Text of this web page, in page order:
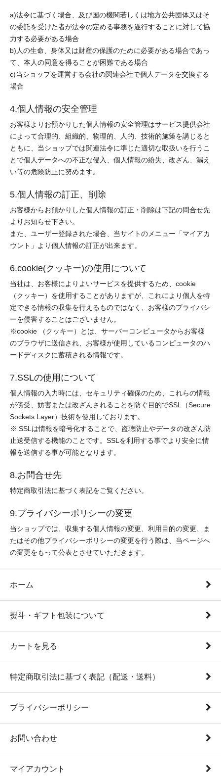
a)法令に基づく場合、及び国の機関若しくは地方公共団体又はそ
の委託を受けた者が法令の定める事務を遂行することに対して協
力する必要がある場合
b)人の生命、身体又は財産の保護のために必要がある場合であっ
て、本人の同意を得ることが困難である場合
c)当ショップを運営する会社の関連会社で個人データを交換する
場合
4.個人情報の安全管理
お客様よりお預かりした個人情報の安全管理はサービス提供会社
によって合理的、組織的、物理的、人的、技術的施策を講じると
ともに、当ショップでは関連法令に準じた適切な取扱いを行うこ
とで個人データへの不正な侵入、個人情報の紛失、改ざん、漏え
い等の危険防止に努めます。
5.個人情報の訂正、削除
お客様からお預かりした個人情報の訂正・削除は下記の問合せ先
よりお知らせ下さい。
また、ユーザー登録された場合、当サイトのメニュー「マイアカ
ウント」より個人情報の訂正が出来ます。
6.cookie(クッキー)の使用について
当社は、お客様によりよいサービスを提供するため、cookie
（クッキー）を使用することがありますが、これにより個人を特
定できる情報の収集を行えるものではなく、お客様のプライバシ
ーを侵害することはございません。
※cookie （クッキー）とは、サーバーコンピュータからお客様
のブラウザに送信され、お客様が使用しているコンピュータのハ
ードディスクに蓄積される情報です。
7.SSLの使用について
個人情報の入力時には、セキュリティ確保のため、これらの情報
が傍受、妨害または改ざんされることを防ぐ目的でSSL（Secure
Sockets Layer）技術を使用しております。
※ SSLは情報を暗号化することで、盗聴防止やデータの改ざん防
止送受信する機能のことです。SSLを利用する事でより安全に情
報を送信する事が可能となります。
8.お問合せ先
特定商取引法に基づく表記をご覧ください。
9.プライバシーポリシーの変更
当ショップでは、収集する個人情報の変更、利用目的の変更、ま
たはその他プライバシーポリシーの変更を行う際は、当ページへ
の変更をもって公表とさせていただきます。
ホーム
熨斗・ギフト包装について
カートを見る
特定商取引法に基づく表記（配送・送料）
プライバシーポリシー
お問い合わせ
マイアカウント